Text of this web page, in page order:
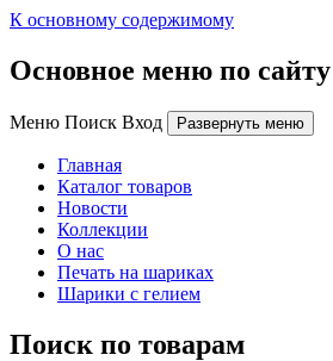
К основному содержимому
Основное меню по сайту
Меню Поиск Вход Развернуть меню
Главная
Каталог товаров
Новости
Коллекции
О нас
Печать на шариках
Шарики с гелием
Поиск по товарам